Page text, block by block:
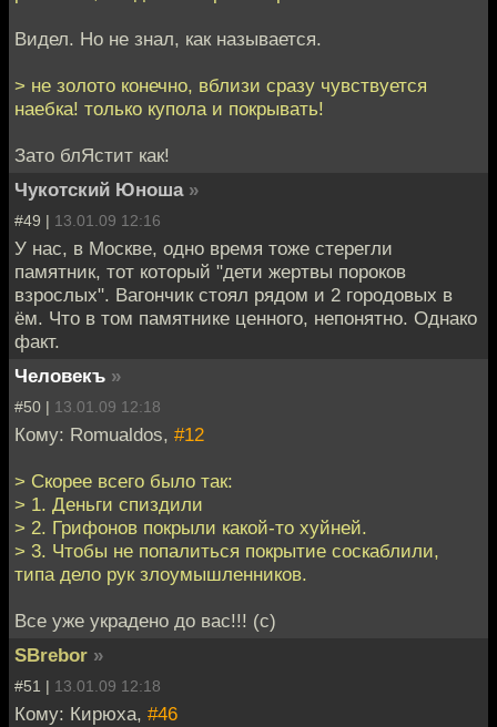
Видел. Но не знал, как называется.
> не золото конечно, вблизи сразу чувствуется
наебка! только купола и покрывать!
Зато блЯстит как!
Чукотский Юноша »
#49 | 13.01.09 12:16
У нас, в Москве, одно время тоже стерегли
памятник, тот который "дети жертвы пороков
взрослых". Вагончик стоял рядом и 2 городовых в
ём. Что в том памятнике ценного, непонятно. Однако
факт.
Человекъ »
#50 | 13.01.09 12:18
Кому: Romualdos, #12
> Скорее всего было так:
> 1. Деньги спиздили
> 2. Грифонов покрыли какой-то хуйней.
> 3. Чтобы не попалиться покрытие соскаблили,
типа дело рук злоумышленников.
Все уже украдено до вас!!! (с)
SBrebor »
#51 | 13.01.09 12:18
Кому: Кирюха, #46